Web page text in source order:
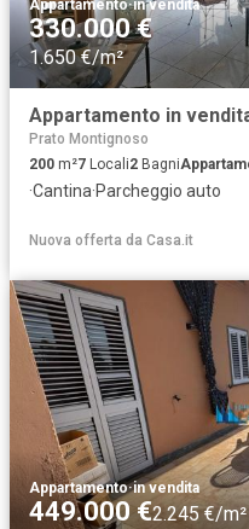
Appartamento·in vendita
330.000 €
1.650 €/m²
Prato Montignoso
200 m²7 Locali2 Bagni
·Cantina·Parcheggio auto
Nuova offerta da Casa.it
Appartamento·in vendita
449.000 €2.245 €/m²